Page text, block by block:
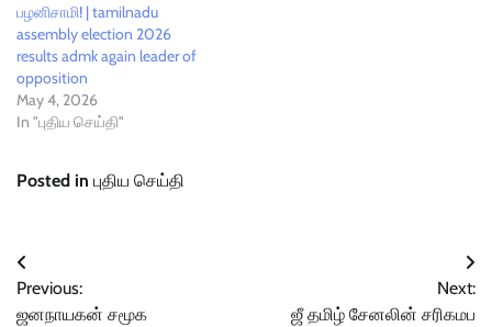
பழனிசாமி! | tamilnadu
assembly election 2026
results admk again leader of
opposition
May 4, 2026
In "புதிய செய்தி"
Posted in புதிய செய்தி
Post
navigation
Previous:
ஜனநாயகன் சமூக
Next:
ஜீ தமிழ் சேனலின் சரிகமப